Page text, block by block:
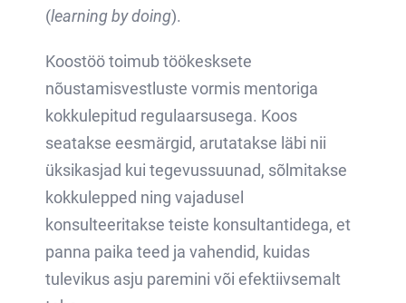
(learning by doing).
Koostöö toimub töökesksete
nõustamisvestluste vormis mentoriga
kokkulepitud regulaarsusega. Koos
seatakse eesmärgid, arutatakse läbi nii
üksikasjad kui tegevussuunad, sõlmitakse
kokkulepped ning vajadusel
konsulteeritakse teiste konsultantidega, et
panna paika teed ja vahendid, kuidas
tulevikus asju paremini või efektiivsemalt